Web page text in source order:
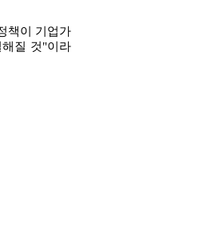
책이 기업가
질 것"이라